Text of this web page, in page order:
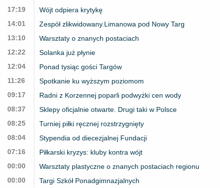
17:19
Wójt odpiera krytykę
14:01
Zespół zlikwidowany.Limanowa pod Nowy Targ
13:10
Warsztaty o znanych postaciach
12:22
Solanka już płynie
12:04
Ponad tysiąc gości Targów
11:26
Spotkanie ku wyższym poziomom
09:17
Radni z Korzennej poparli podwyżki cen wody
08:37
Sklepy oficjalnie otwarte. Drugi taki w Polsce
08:25
Turniej piłki ręcznej rozstrzygnięty
08:04
Stypendia od diecezjalnej Fundacji
07:16
Piłkarski kryzys: kluby kontra wójt
00:00
Warsztaty plastyczne o znanych postaciach regionu
00:00
Targi Szkół Ponadgimnazjalnych